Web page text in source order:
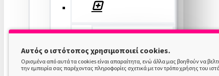
COLOR
Αυτός ο ιστότοπος χρησιμοποιεί cookies.
Ορισμένα από αυτά τα cookies είναι απαραίτητα, ενώ άλλα μας βοηθούν να
την εμπειρία σας παρέχοντας πληροφορίες σχετικά με τον τρόπο χρήσης του